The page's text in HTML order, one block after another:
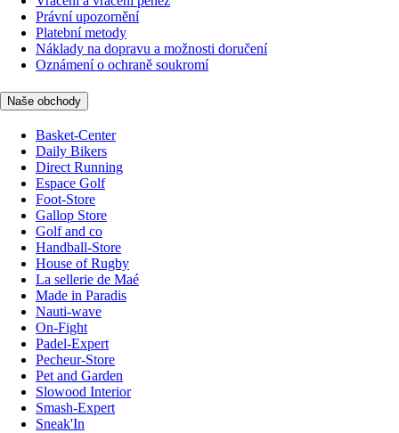
Právní upozornění
Platební metody
Náklady na dopravu a možnosti doručení
Oznámení o ochraně soukromí
Naše obchody
Basket-Center
Daily Bikers
Direct Running
Espace Golf
Foot-Store
Gallop Store
Golf and co
Handball-Store
House of Rugby
La sellerie de Maé
Made in Paradis
Nauti-wave
On-Fight
Padel-Expert
Pecheur-Store
Pet and Garden
Slowood Interior
Smash-Expert
Sneak'In